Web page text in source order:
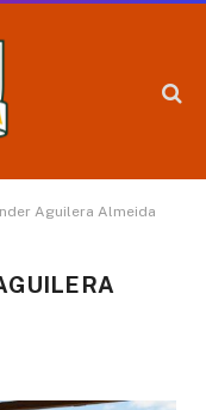
Aguilera Almeida